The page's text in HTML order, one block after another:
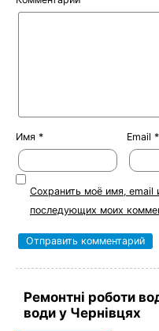
Имя * Email *
Сохранить моё имя, email
последующих моих
Ремонтні роботи
води у Чернівцях